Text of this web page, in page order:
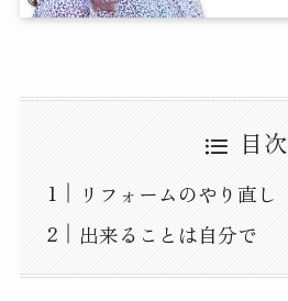
目次
リフォームのやり直し
出来ることは自分で